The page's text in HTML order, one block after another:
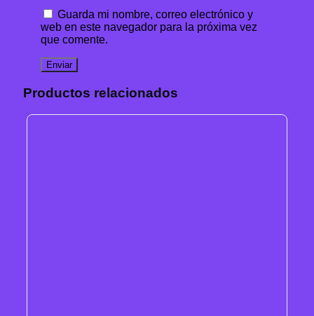
Guarda mi nombre, correo electrónico y
web en este navegador para la próxima vez
que comente.
Productos relacionados